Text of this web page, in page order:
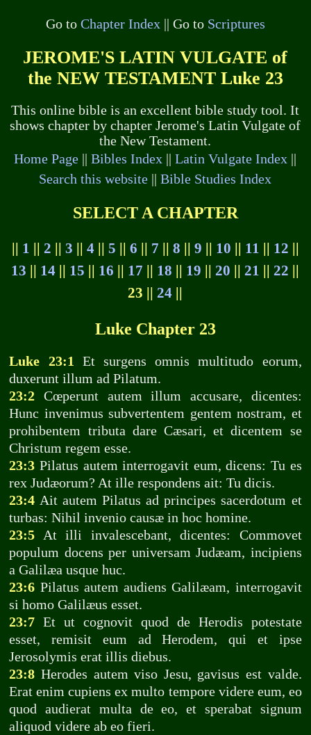
Go to Chapter Index|| Go to Scriptures
JEROME'S LATIN VULGATE of
the NEW TESTAMENT Luke 23
This online bible is an excellent bible study tool. It
shows chapter by chapter Jerome's Latin Vulgate of
the New Testament.
Home Page ||Bibles Index ||Latin Vulgate Index ||
Search this website ||Bible Studies Index
SELECT A CHAPTER
|| 1 || 2 || 3 || 4|| 5 || 6 || 7 || 8 || 9 || 10 || 11 || 12 ||
13 || 14 || 15 || 16 || 17 || 18 || 19 ||20 ||21 ||22 ||
23 ||24 ||
Luke Chapter 23
Luke 23:1
Et surgens omnis multitudo eorum,
duxerunt illum ad Pilatum.
23:2 Cœperunt autem illum accusare, dicentes:
Hunc invenimus subvertentem gentem nostram, et
prohibentem tributa dare Cæsari, et dicentem se
Christum regem esse.
23:3 Pilatus autem interrogavit eum, dicens: Tu es
rex Judæorum? At ille respondens ait: Tu dicis.
23:4 Ait autem Pilatus ad principes sacerdotum et
turbas: Nihil invenio causæ in hoc homine.
23:5 At illi invalescebant, dicentes: Commovet
populum docens per universam Judæam, incipiens
a Galilæa usque huc.
23:6 Pilatus autem audiens Galilæam, interrogavit
si homo Galilæus esset.
23:7 Et ut cognovit quod de Herodis potestate
esset, remisit eum ad Herodem, qui et ipse
Jerosolymis erat illis diebus.
23:8 Herodes autem viso Jesu, gavisus est valde.
Erat enim cupiens ex multo tempore videre eum, eo
quod audierat multa de eo, et sperabat signum
aliquod videre ab eo fieri.